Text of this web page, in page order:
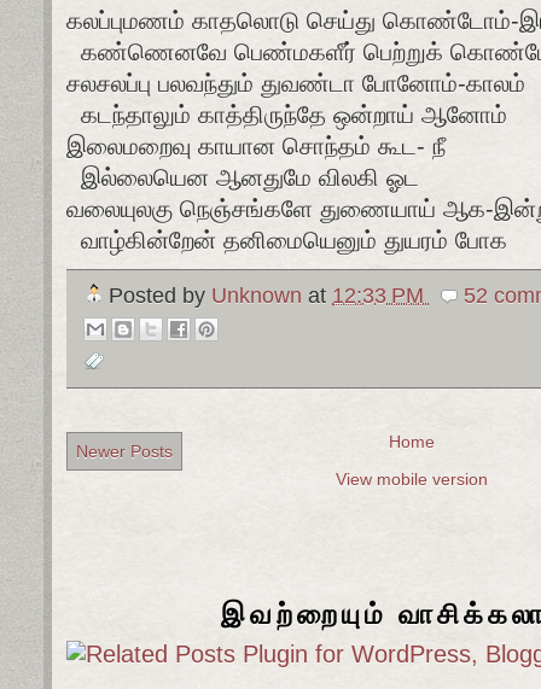
கலப்புமணம் காதலொடு செய்து கொண்டோம்-
கண்ணெனவே பெண்மகளீர் பெற்றுக்
சலசலப்பு பலவந்தும் துவண்டா போனோம்-காலம்
கடந்தாலும் காத்திருந்தே ஒன்றாய் ஆனோம்
இலைமறைவு காயான சொந்தம் கூட- நீ
இல்லையென ஆனதுமே விலகி ஓட
வலையுலகு நெஞ்சங்களே துணையாய் ஆக-
வாழ்கின்றேன் தனிமையெனும் துயரம் போக
Posted by Unknown at 12:33 PM 52
Newer Posts
Home
View mobile version
இவற்றையும்